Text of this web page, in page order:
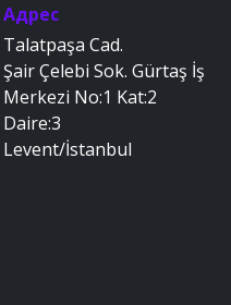
Адрес
Talatpaşa Cad.
Şair Çelebi Sok. Gürtaş İş
Merkezi No:1 Kat:2
Daire:3
Levent/İstanbul